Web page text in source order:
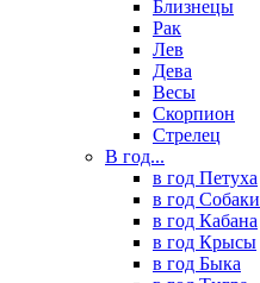
Близнецы
Рак
Лев
Дева
Весы
Скорпион
Стрелец
В год...
в год Петуха
в год Собаки
в год Кабана
в год Крысы
в год Быка